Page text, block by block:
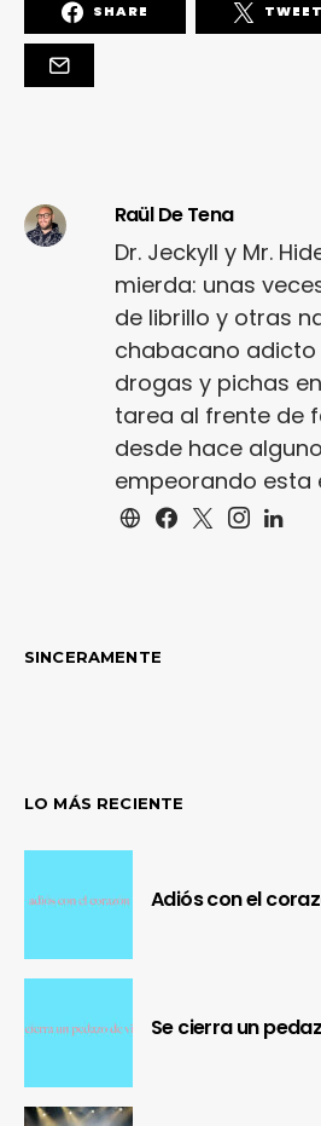
SHARE TWEET
Raül De Tena
Dr. Jeckyll y Mr.
mierda: unas
de librillo y otras
chabacano
drogas y pichas
tarea al frente de
desde hace
empeorando esta
SINCERAMENTE
LO MÁS RECIENTE
Adiós con el
Se cierra un